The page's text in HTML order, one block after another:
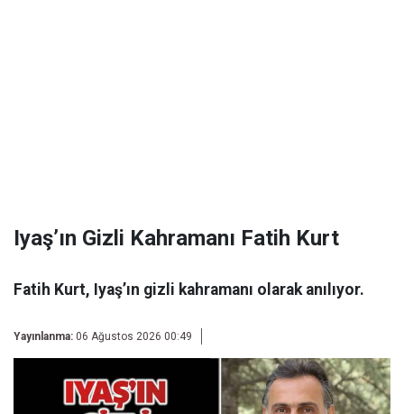
Iyaş’ın Gizli Kahramanı Fatih Kurt
Fatih Kurt, Iyaş’ın gizli kahramanı olarak anılıyor.
Yayınlanma: 06 Ağustos 2026 00:49